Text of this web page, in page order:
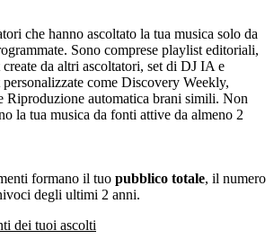
che hanno ascoltato la tua musica solo da
Sono comprese playlist editoriali,
da altri ascoltatori, set di DJ IA e
come Discovery Weekly,
Riproduzione automatica brani simili. Non
la tua musica da fonti attive da almeno 2
formano il tuo pubblico totale, il numero
degli ultimi 2 anni.
dei tuoi ascolti